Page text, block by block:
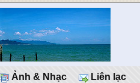
Ảnh & Nhạc Liên lạc